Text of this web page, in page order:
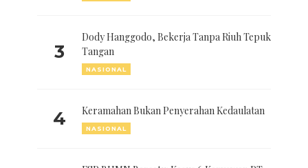
3
Dody Hanggodo, Bekerja Tanpa Riuh Tepuk
Tangan
NASIONAL
4 Keramahan Bukan Penyerahan Kedaulatan
NASIONAL